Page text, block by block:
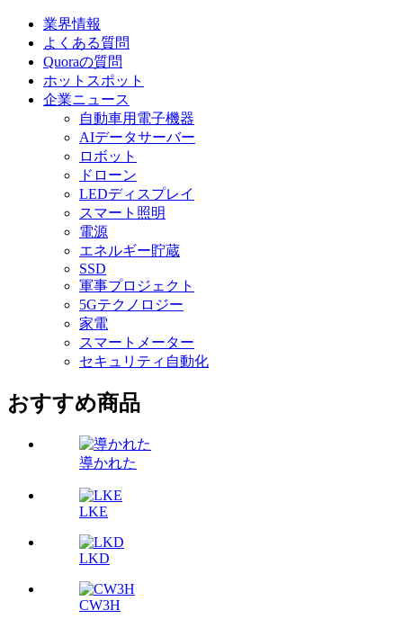
業界情報
よくある質問
Quoraの質問
ホットスポット
企業ニュース
自動車用電子機器
AIデータサーバー
ロボット
ドローン
LEDディスプレイ
スマート照明
電源
エネルギー貯蔵
SSD
軍事プロジェクト
5Gテクノロジー
家電
スマートメーター
セキュリティ自動化
おすすめ商品
導かれた
LKE
LKD
CW3H